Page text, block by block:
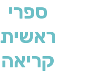
ספרי
ראשית
קריאה